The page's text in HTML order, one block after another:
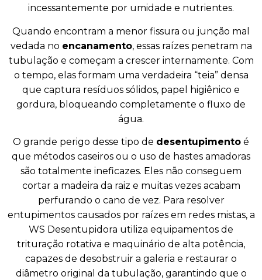
incessantemente por umidade e nutrientes.
Quando encontram a menor fissura ou junção mal
vedada no encanamento, essas raízes penetram na
tubulação e começam a crescer internamente. Com
o tempo, elas formam uma verdadeira “teia” densa
que captura resíduos sólidos, papel higiênico e
gordura, bloqueando completamente o fluxo de
água.
O grande perigo desse tipo de desentupimento é
que métodos caseiros ou o uso de hastes amadoras
são totalmente ineficazes. Eles não conseguem
cortar a madeira da raiz e muitas vezes acabam
perfurando o cano de vez. Para resolver
entupimentos causados por raízes em redes mistas, a
WS Desentupidora utiliza equipamentos de
trituração rotativa e maquinário de alta potência,
capazes de desobstruir a galeria e restaurar o
diâmetro original da tubulação, garantindo que o